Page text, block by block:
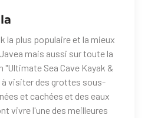
la plus populaire et la mieux
mais aussi sur toute la
"Ultimate Sea Cave Kayak &
visiter des grottes sous-
et cachées et des eaux
vivre l'une des meilleures